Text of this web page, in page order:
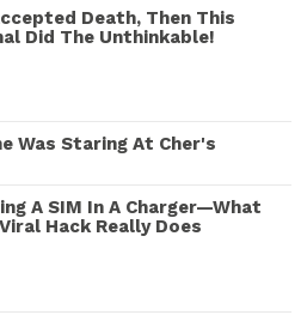
Death, Then This
Did The Unthinkable!
Was Staring At Cher's
A SIM In A Charger—What
Hack Really Does